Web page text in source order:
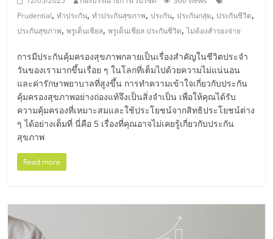
เอ็
มอี
ไทย,
SMEs,
แฟ
รน
Prudential,ทำประกัน,ทำประกันสุขภาพ,ประกัน,ประกันกลุ่ม,ประกันชีวิต,
ประกันสุขภาพ,พรูเด็นเชียล,พรูเด็นเชียล ประกันชีวิต,ไม่ต้องสำรองจ่าย
การมีประกันคุ้มครองสุขภาพกลายเป็นเรื่องสำคัญในชีวิตประจำ
วันของเรามากขึ้นเรื่อย ๆ ในโลกที่เต็มไปด้วยความไม่แน่นอน
และค่ารักษาพยาบาลที่สูงขึ้น การทำความเข้าใจเกี่ยวกับประกัน
คุ้มครองสุขภาพอย่างถ่องแท้จึงเป็นสิ่งจำเป็น เพื่อให้คุณได้รับ
ความคุ้มครองที่เหมาะสมและใช้ประโยชน์จากสิทธิประโยชน์ต่าง
ๆ ได้อย่างเต็มที่ นี่คือ 5 เรื่องที่คุณอาจไม่เคยรู้เกี่ยวกับประกัน
สุขภาพ
Read more